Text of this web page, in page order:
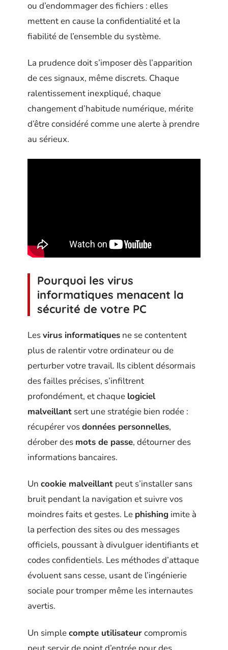
ou d’endommager des fichiers : elles
mettent en cause la confidentialité et la
fiabilité de l’ensemble du système.
La prudence doit s’imposer dès l’apparition
de ces signaux, même discrets. Chaque
ralentissement inexpliqué, chaque
changement d’habitude numérique, mérite
d’être considéré comme une alerte à prendre
au sérieux.
Pourquoi les virus
informatiques menacent la
sécurité de votre PC
Lesvirus informatiques ne se contentent
plus de ralentir votre ordinateur ou de
perturber votre travail. Ils ciblent désormais
des failles précises, s’infiltrent
profondément, et chaque logiciel
malveillant sert une stratégie bien rodée :
récupérer vosdonnées personnelles,
dérober des mots de passe, détourner des
informations bancaires.
Un cookie malveillant peut s’installer sans
bruit pendant la navigation et suivre vos
moindres faits et gestes. Le phishing imite à
la perfection des sites ou des messages
officiels, poussant à divulguer identifiants et
codes confidentiels. Les méthodes d’attaque
évoluent sans cesse, usant de l’ingénierie
sociale pour tromper même les internautes
avertis.
Un simplecompte utilisateurcompromis